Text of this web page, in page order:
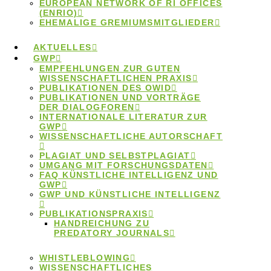
EUROPEAN NETWORK OF RI OFFICES
(ENRIO)
EHEMALIGE GREMIUMSMITGLIEDER
AKTUELLES
GWP
EMPFEHLUNGEN ZUR GUTEN
WISSENSCHAFTLICHEN PRAXIS
PUBLIKATIONEN DES OWID
PUBLIKATIONEN UND VORTRÄGE
DER DIALOGFOREN
INTERNATIONALE LITERATUR ZUR
GWP
WISSENSCHAFTLICHE AUTORSCHAFT
PLAGIAT UND SELBSTPLAGIAT
UMGANG MIT FORSCHUNGSDATEN
FAQ KÜNSTLICHE INTELLIGENZ UND
GWP
GWP UND KÜNSTLICHE INTELLIGENZ
PUBLIKATIONSPRAXIS
HANDREICHUNG ZU
PREDATORY JOURNALS
WHISTLEBLOWING
WISSENSCHAFTLICHES
Festveranstaltung
„25 Jahre
Denkschrift“ am
08.04.2024 am
KIT